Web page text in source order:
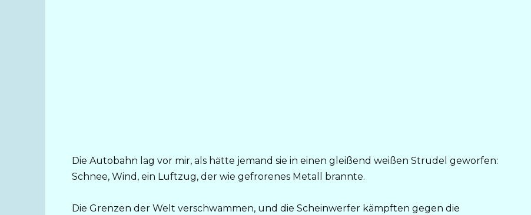
Die Autobahn lag vor mir, als hätte jemand sie in einen gleißend weißen Strudel geworfen:
Schnee, Wind, ein Luftzug, der wie gefrorenes Metall brannte.
Die Grenzen der Welt verschwammen, und die Scheinwerfer kämpften gegen die